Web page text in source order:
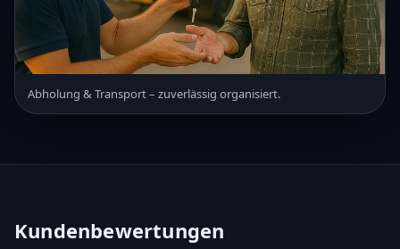
Abholung & Transport – zuverlässig organisiert.
Kundenbewertungen